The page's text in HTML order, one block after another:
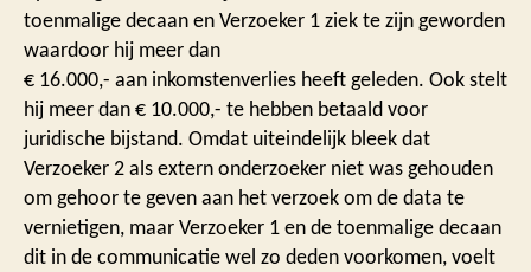
toenmalige decaan en Verzoeker 1 ziek te zijn geworden
waardoor hij meer dan
€ 16.000,- aan inkomstenverlies heeft geleden. Ook stelt
hij meer dan € 10.000,- te hebben betaald voor
juridische bijstand. Omdat uiteindelijk bleek dat
Verzoeker 2 als extern onderzoeker niet was gehouden
om gehoor te geven aan het verzoek om de data te
vernietigen, maar Verzoeker 1 en de toenmalige decaan
dit in de communicatie wel zo deden voorkomen, voelt